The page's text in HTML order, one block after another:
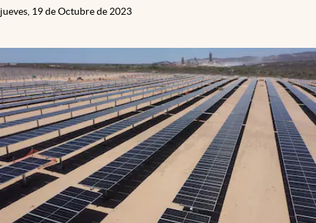
jueves, 19 de Octubre de 2023